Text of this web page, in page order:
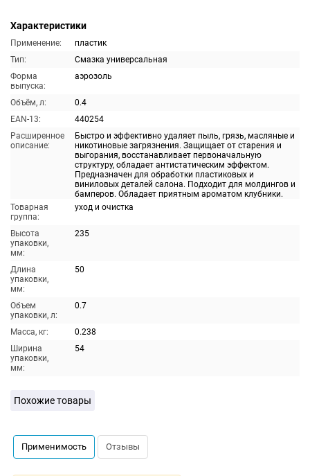
Характеристики
Применение:
пластик
Тип:
Смазка универсальная
Форма
выпуска:
аэрозоль
Объём, л:
0.4
EAN-13:
440254
Расширенное
описание:
Быстро и эффективно удаляет пыль, грязь, масляные и
никотиновые загрязнения. Защищает от старения и
выгорания, восстанавливает первоначальную
структуру, обладает антистатическим эффектом.
Предназначен для обработки пластиковых и
виниловых деталей салона. Подходит для молдингов и
бамперов. Обладает приятным ароматом клубники.
Товарная
группа:
уход и очистка
Высота
упаковки,
мм:
235
Длина
упаковки,
мм:
50
Объем
упаковки, л:
0.7
Масса, кг:
0.238
Ширина
упаковки,
мм:
54
Похожие товары
Применимость Отзывы